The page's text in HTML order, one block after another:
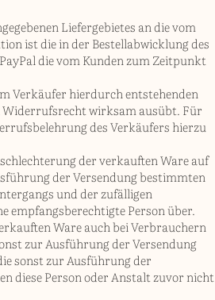
Liefergebietes an die vom
ist die in der Bestellabwicklung des
die vom Kunden zum Zeitpunkt
Verkäufer hierdurch entstehenden
Widerrufsrecht wirksam ausübt. Für
des Verkäufers hierzu
der verkauften Ware auf
der Versendung bestimmten
und der zufälligen
empfangsberechtigte Person über.
Ware auch bei Verbrauchern
zur Ausführung der Versendung
sonst zur Ausführung der
diese Person oder Anstalt zuvor nicht